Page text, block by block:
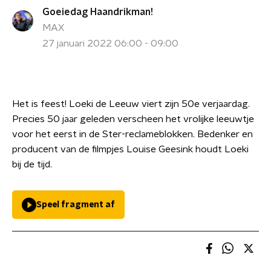
Goeiedag Haandrikman!
MAX
27 januari 2022 06:00 - 09:00
Het is feest! Loeki de Leeuw viert zijn 50e verjaardag.
Precies 50 jaar geleden verscheen het vrolijke leeuwtje
voor het eerst in de Ster-reclameblokken. Bedenker en
producent van de filmpjes Louise Geesink houdt Loeki
bij de tijd.
Speel fragment af